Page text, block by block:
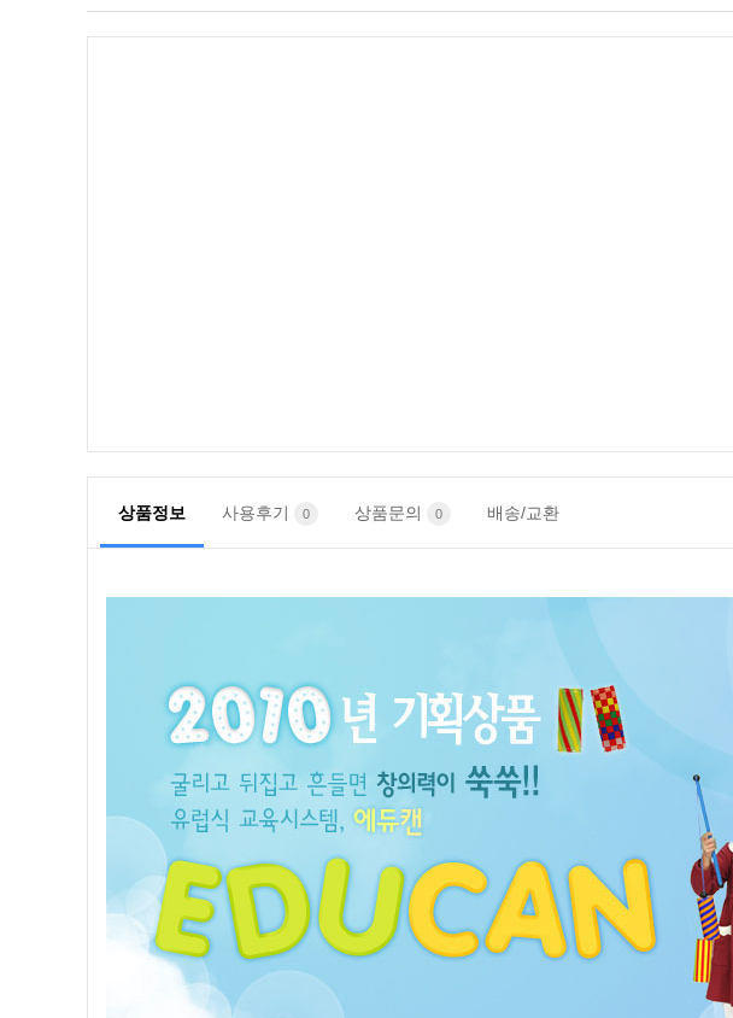
상품정보 사용후기 0 상품문의 0 배송/교환